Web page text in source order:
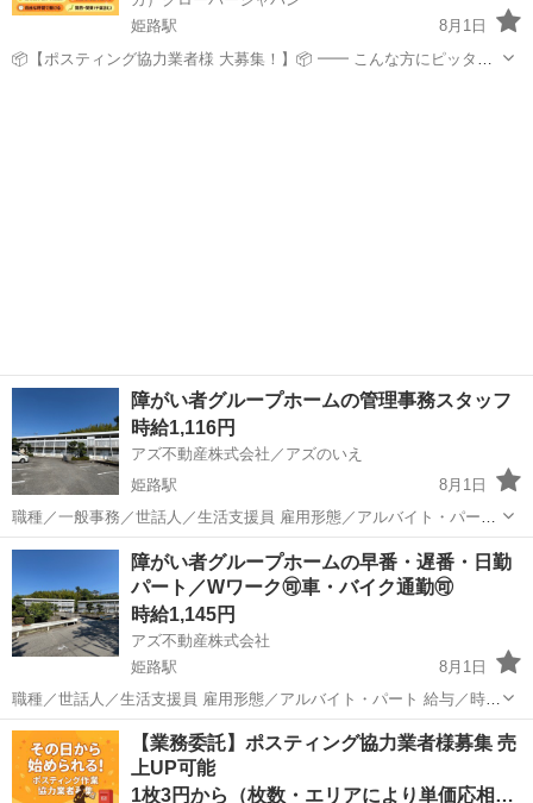
姫路駅
8月1日
📦【ポスティング協力業者様 大募集！】📦 ━━ こんな方にピッタ
障がい者グループホームの管理事務スタッフ
時給1,116円
アズ不動産株式会社／アズのいえ
姫路駅
8月1日
職種／一般事務／世話人／生活支援員 雇用形態／アルバイト・パート
給与／時給 1,116円〜 勤務時間 (1)07:30〜14:00 (2)13:00〜19:30
(3)10:00〜16:30 ＊1日2時間〜、週2日〜...
兵庫 姫路市 姫路駅 一般事務 スタッフ
障がい者グループホームの早番・遅番・日勤
パート／Wワーク🉑車・バイク通勤🉑
時給1,145円
アズ不動産株式会社
姫路駅
8月1日
職種／世話人／生活支援員 雇用形態／アルバイト・パート 給与／時給
1,145円〜1,431円 勤務時間 (1)07:30〜10:00（早番）時給1145円
(2)17:00〜20:00（遅番）時給1145円 (3)07...
兵庫 姫路市 姫路駅 その他 スタッフ
【業務委託】ポスティング協力業者様募集 売
上UP可能
1枚3円から（枚数・エリアにより単価応相談）